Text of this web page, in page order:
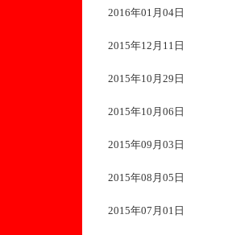
2016年01月04日
2015年12月11日
2015年10月29日
2015年10月06日
2015年09月03日
2015年08月05日
2015年07月01日